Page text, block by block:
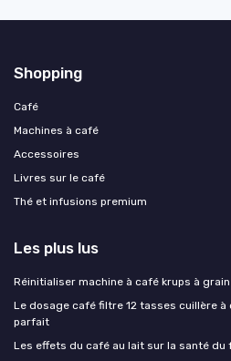
Shopping
Café
Machines à café
Accessoires
Livres sur le café
Thé et infusions premium
Les plus lus
Réinitialiser machine à café krups à grain
Le dosage café filtre 12 tasses cuillère
parfait
Les effets du café au lait sur la santé du